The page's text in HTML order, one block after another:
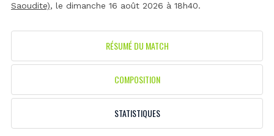
Saoudite), le dimanche 16 août 2026 à 18h40.
RÉSUMÉ DU MATCH
COMPOSITION
STATISTIQUES